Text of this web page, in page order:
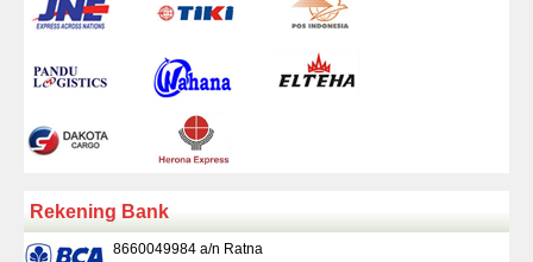
Rekening Bank
8660049984 a/n Ratna